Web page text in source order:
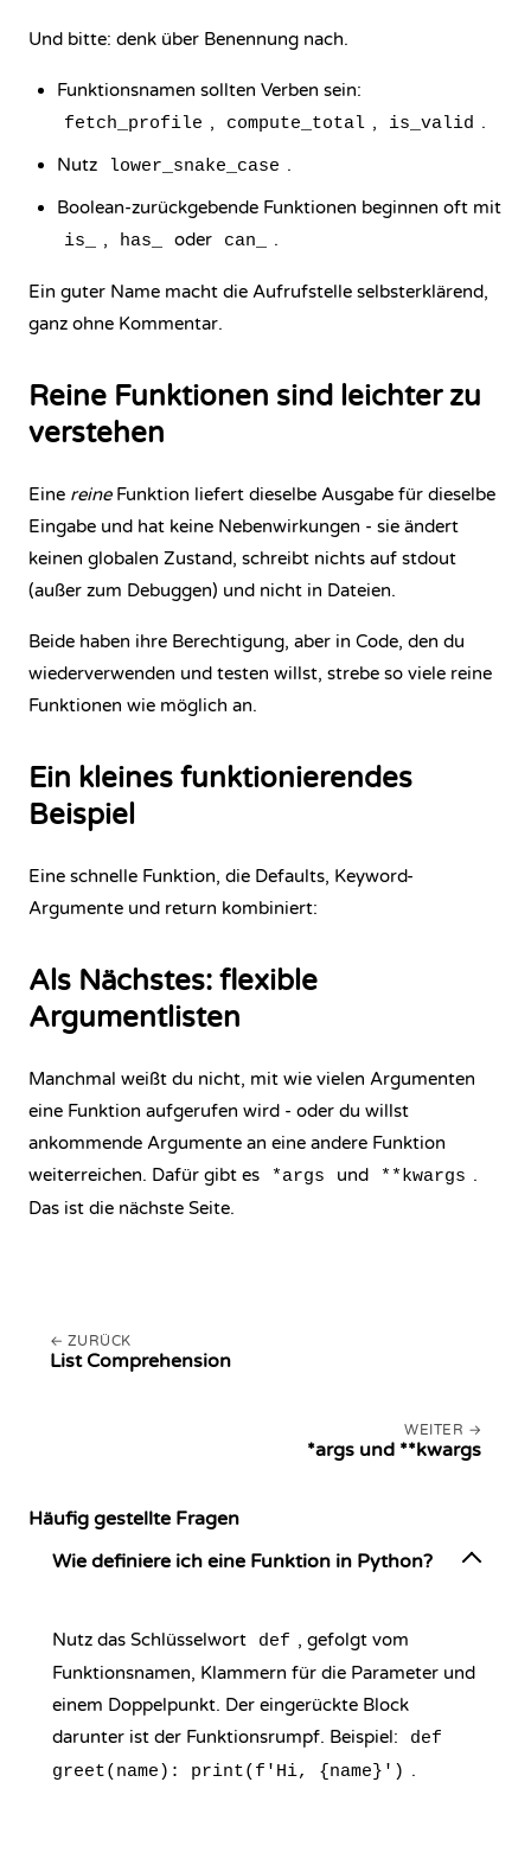
Und bitte: denk über Benennung nach.
Funktionsnamen sollten Verben sein:
fetch_profile , compute_total , is_valid .
Nutz
lower_snake_case .
Boolean-zurückgebende Funktionen beginnen oft mit
is_ , has_ oder can_ .
Ein guter Name macht die Aufrufstelle selbsterklärend,
ganz ohne Kommentar.
Reine Funktionen sind leichter zu
verstehen
Eine reineFunktion liefert dieselbe Ausgabe für dieselbe
Eingabe und hat keine Nebenwirkungen - sie ändert
keinen globalen Zustand, schreibt nichts auf stdout
(außer zum Debuggen) und nicht in Dateien.
Beide haben ihre Berechtigung, aber in Code, den du
wiederverwenden und testen willst, strebe so viele reine
Funktionen wie möglich an.
Ein kleines funktionierendes
Beispiel
Eine schnelle Funktion, die Defaults, Keyword-
Argumente und return kombiniert:
Als Nächstes: flexible
Argumentlisten
Manchmal weißt du nicht, mit wie vielen Argumenten
eine Funktion aufgerufen wird - oder du willst
ankommende Argumente an eine andere Funktion
weiterreichen. Dafür gibt es
*args und **kwargs .
Das ist die nächste Seite.
ZURÜCK
List Comprehension
WEITER
*args und **kwargs
Häufig gestellte Fragen
Wie definiere ich eine Funktion in Python?
Nutz das Schlüsselwort def , gefolgt vom
Funktionsnamen, Klammern für die Parameter und
einem Doppelpunkt. Der eingerückte Block
darunter ist der Funktionsrumpf. Beispiel:
def
greet(name): print(f'Hi, {name}') .